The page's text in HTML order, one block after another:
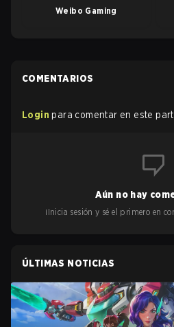
Weibo Gaming
COMENTARIOS
Login para comentar en este
Aún no hay
¡Inicia sesión y sé el primero en
ÚLTIMAS NOTICIAS